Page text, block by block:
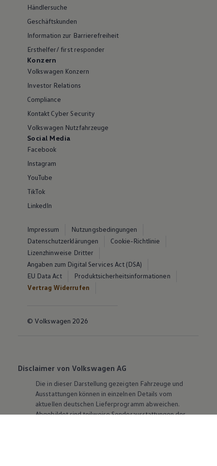
Händlersuche
Geschäftskunden
Information zur Barrierefreiheit
Ersthelfer/ first responder
Konzern
Volkswagen Konzern
Investor Relations
Compliance
Kontakt Cyber Security
Volkswagen Nutzfahrzeuge
Social Media
Facebook
Instagram
YouTube
TikTok
LinkedIn
Impressum
Nutzungsbedingungen
Datenschutzerklärungen
Cookie-Richtlinie
Lizenzhinweise Dritter
Angaben zum Digital Services Act (DSA)
EU Data Act
Produktsicherheitsinformationen
Vertrag Widerrufen
© Volkswagen 2026
Disclaimer von Volkswagen AG
Die in dieser Darstellung gezeigten Fahrzeuge und
Ausstattungen können in einzelnen Details vom
aktuellen deutschen Lieferprogramm abweichen.
Abgebildet sind teilweise Sonderausstattungen der